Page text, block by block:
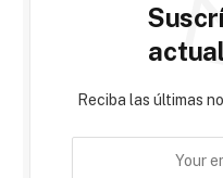
Reciba las últimas